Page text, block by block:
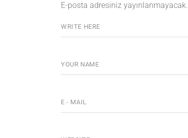
E-posta adresiniz yayınlanmayacak.